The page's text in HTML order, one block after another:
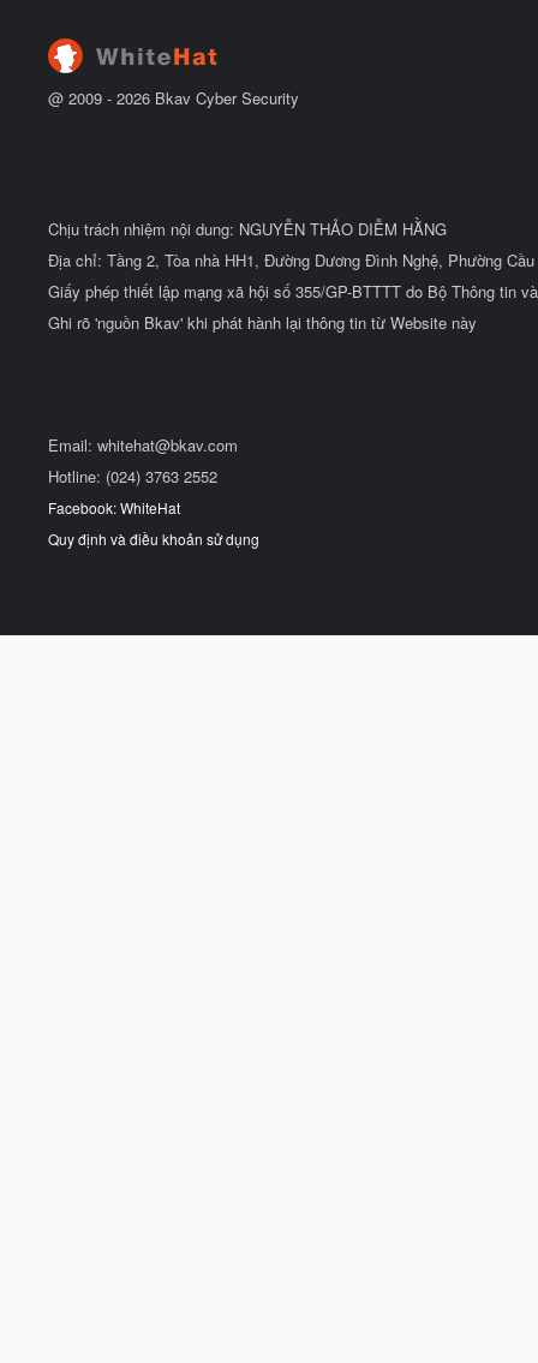
@ 2009 - 2026 Bkav Cyber Security
Chịu trách nhiệm nội dung: NGUYỄN THẢO DIỄM HẰNG
Địa chỉ: Tầng 2, Tòa nhà HH1, Đường Dương Đình Nghệ, Phường
Giấy phép thiết lập mạng xã hội số 355/GP-BTTTT do Bộ Thông tin
Ghi rõ 'nguồn Bkav' khi phát hành lại thông tin từ Website này
Email: whitehat@bkav.com
Hotline: (024) 3763 2552
Facebook: WhiteHat
Quy định và điều khoản sử dụng